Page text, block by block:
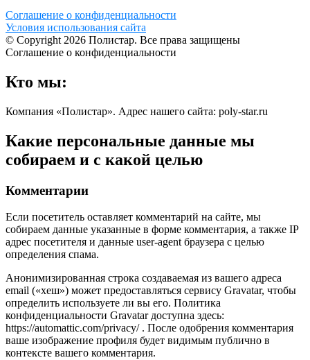
Соглашение о конфиденциальности
Условия использования сайта
© Copyright 2026 Полистар. Все права защищены
Соглашение о конфиденциальности
Кто мы:
Компания «Полистар». Адрес нашего сайта: poly-star.ru
Какие персональные данные мы
собираем и с какой целью
Комментарии
Если посетитель оставляет комментарий на сайте, мы
собираем данные указанные в форме комментария, а также IP
адрес посетителя и данные user-agent браузера с целью
определения спама.
Анонимизированная строка создаваемая из вашего адреса
email («хеш») может предоставляться сервису Gravatar, чтобы
определить используете ли вы его. Политика
конфиденциальности Gravatar доступна здесь:
https://automattic.com/privacy/ . После одобрения комментария
ваше изображение профиля будет видимым публично в
контексте вашего комментария.